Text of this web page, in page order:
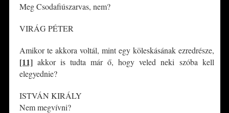
Meg Csodafiúszarvas, nem?
VIRÁG PÉTER
Amikor te akkora voltál, mint egy köleskásának ezredrésze,
[11]akkor is tudta már ő, hogy veled neki szóba kell
elegyednie?
ISTVÁN KIRÁLY
Nem megvívni?